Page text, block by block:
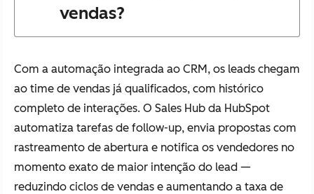
vendas?
Com a automação integrada ao CRM, os leads chegam
ao time de vendas já qualificados, com histórico
completo de interações. O Sales Hub da HubSpot
automatiza tarefas de follow-up, envia propostas com
rastreamento de abertura e notifica os vendedores no
momento exato de maior intenção do lead —
reduzindo ciclos de vendas e aumentando a taxa de